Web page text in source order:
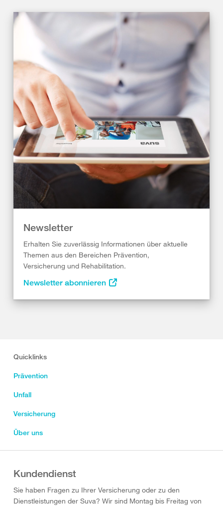
Newsletter
Erhalten Sie zuverlässig Informationen über aktuelle
Themen aus den Bereichen Prävention,
Versicherung und Rehabilitation.
Newsletter abonnieren
Quicklinks
Prävention
Unfall
Versicherung
Über uns
Kundendienst
Sie haben Fragen zu Ihrer Versicherung oder zu den
Dienstleistungen der Suva? Wir sind Montag bis Freitag von